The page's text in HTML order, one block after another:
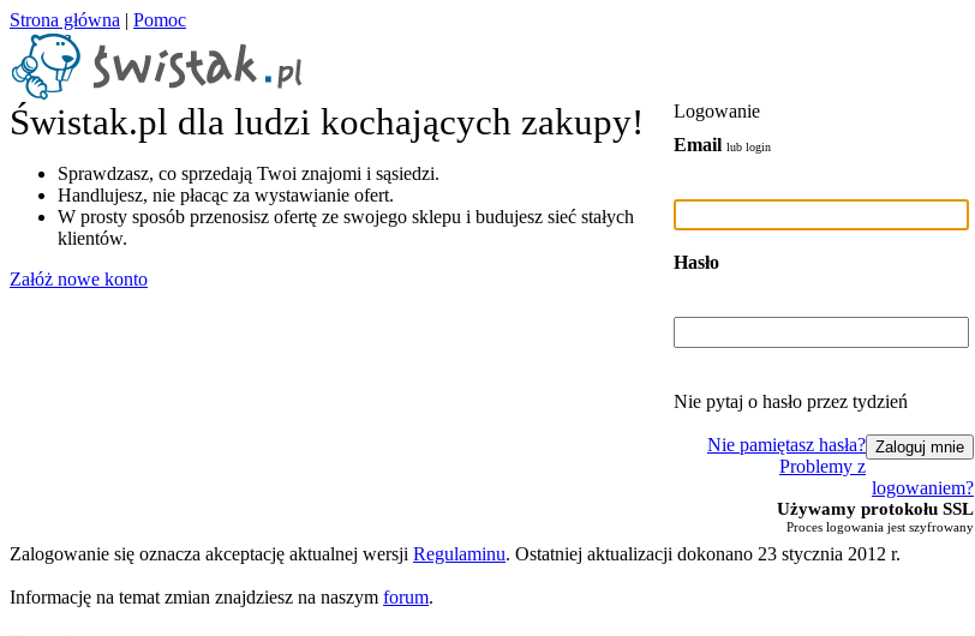
Strona główna | Pomoc
Świstak.pl dla ludzi kochających zakupy!
Sprawdzasz, co sprzedają Twoi znajomi i sąsiedzi.
Handlujesz, nie płacąc za wystawianie ofert.
W prosty sposób przenosisz ofertę ze swojego sklepu i budujesz sieć stałych
klientów.
Załóż nowe konto
Logowanie
Email lub login
Hasło
Nie pytaj o hasło przez tydzień
Nie pamiętasz hasła?
Problemy z
logowaniem?
Używamy protokołu SSL
Proces logowania jest szyfrowany
Zalogowanie się oznacza akceptację aktualnej wersji Regulaminu. Ostatniej aktualizacji dokonano 23 stycznia 2012 r.
Informację na temat zmian znajdziesz na naszym forum.